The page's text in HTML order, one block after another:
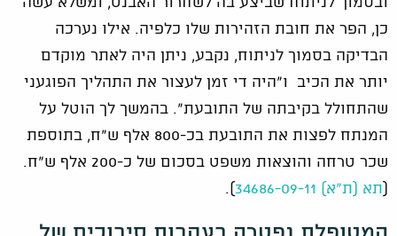
כן, הפר את חובת הזהירות שלו כלפיה. אילו נערכה
הבדיקה בסמוך לניתוח, נקבע, ניתן היה לאתר מוקדם
יותר את הכיב ו"היה די זמן לעצור את התהליך הפוגעני
שהתחולל בקיבתה של התובעת". בהמשך לך הוטל על
המנתח לפצות את התובעת בכ-800 אלף ש"ח, בתוספת
שכר טרחה והוצאות משפט בסכום של כ-200 אלף ש"ח.
(תא (ת"א) 34686-09-11 ).